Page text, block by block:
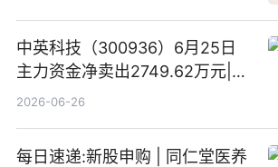
中英科技（300936）6月25日
主力资金净卖出2749.62万元|每
日速看
2026-06-26
每日速递:新股申购 | 同仁堂医养